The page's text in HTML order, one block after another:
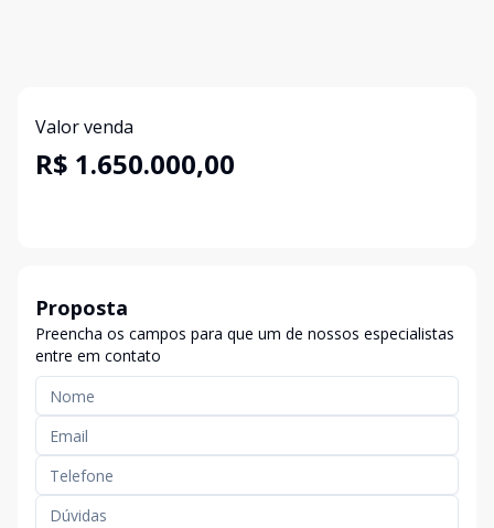
Valor venda
R$ 1.650.000,00
Proposta
Preencha os campos para que um de nossos especialistas
entre em contato